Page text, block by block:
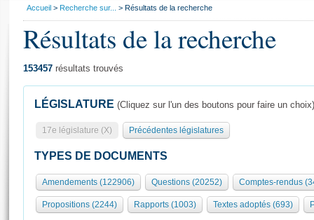
Présidence
577 députés
Groupes politiques
Séance publique
Commissions et autres organes
Europe et International
Général
Rôle et pouvoirs de l'Assemblée
Organisation de l'Assemblée
Présidence Conférence des Présidents Bureau Collège des
Visiter l'Assemblée
Visite virtuelle du palais Bourbon
Assister à une séance
Vous
Accueil Recherche sur... Résultats de la recherche
Résultats de la recherche
153457 résultats trouvés
LÉGISLATURE (Cliquez sur l'un des boutons pour faire un choix)
17e législature (X) Précédentes législatures
TYPES DE DOCUMENTS
Amendements (122906) Questions (20252) Comptes-rendus
Propositions (2244) Rapports (1003) Textes adoptés (693)